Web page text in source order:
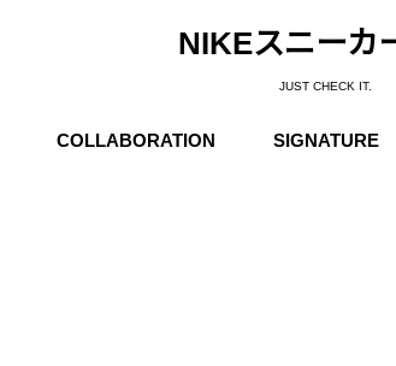
NIKEスニーカ
JUST CHECK IT.
COLLABORATION SIGNATURE